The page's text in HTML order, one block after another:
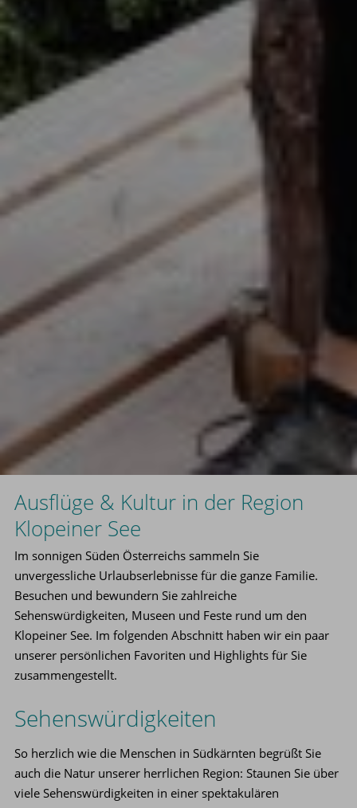
Ausflüge & Kultur in der Region
Klopeiner See
Im sonnigen Süden Österreichs sammeln Sie
unvergessliche Urlaubserlebnisse für die ganze Familie.
Besuchen und bewundern Sie zahlreiche
Sehenswürdigkeiten, Museen und Feste rund um den
Klopeiner See. Im folgenden Abschnitt haben wir ein paar
unserer persönlichen Favoriten und Highlights für Sie
zusammengestellt.
Sehenswürdigkeiten
So herzlich wie die Menschen in Südkärnten begrüßt Sie
auch die Natur unserer herrlichen Region: Staunen Sie über
viele Sehenswürdigkeiten in einer spektakulären